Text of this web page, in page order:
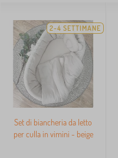
2-4 SETTIMANE
Set di biancheria da letto
per culla in vimini - beige